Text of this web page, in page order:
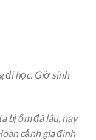
đi học. Giờ sinh
bị ốm đã lâu, nay
cảnh gia đình